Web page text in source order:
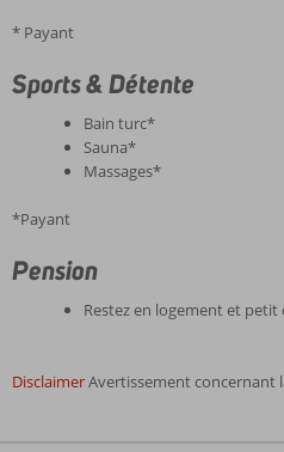
* Payant
Sports & Détente
Bain turc*
Sauna*
Massages*
*Payant
Pension
Restez en logement et petit
DisclaimerAvertissement concernant